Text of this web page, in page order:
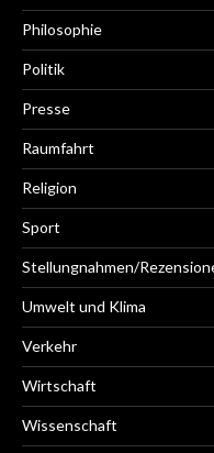
Philosophie
Politik
Presse
Raumfahrt
Religion
Sport
Stellungnahmen/
Umwelt und Klima
Verkehr
Wirtschaft
Wissenschaft